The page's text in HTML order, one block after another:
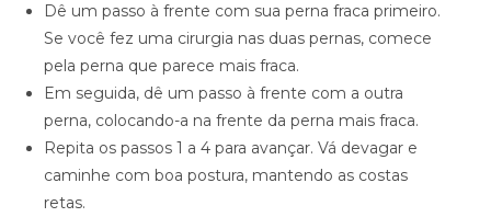
Dê um passo à frente com sua perna fraca primeiro.
Se você fez uma cirurgia nas duas pernas, comece
pela perna que parece mais fraca.
Em seguida, dê um passo à frente com a outra
perna, colocando-a na frente da perna mais fraca.
Repita os passos 1 a 4 para avançar. Vá devagar e
caminhe com boa postura, mantendo as costas
retas.